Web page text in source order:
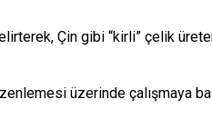
Çin gibi “kirli” çelik
üzerinde çalışmaya